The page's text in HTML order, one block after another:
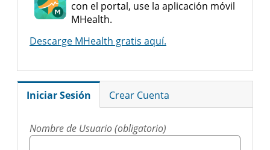
con el portal, use la aplicación móvil
MHealth.
Descarge MHealth gratis aquí.
Iniciar Sesión Crear Cuenta
Nombre de Usuario (obligatorio)